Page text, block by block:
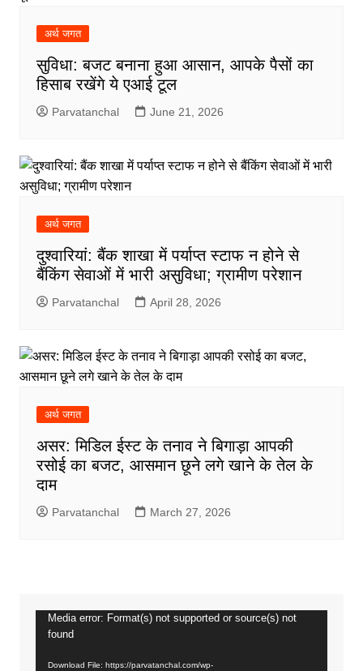
अर्थ जगत
सुविधा: बजट बनाना हुआ आसान, आपके पैसों का
हिसाब रखेंगे ये एआई टूल
Parvatanchal June 21, 2026
अर्थ जगत
दुश्वारियां: बैंक शाखा में पर्याप्त स्टाफ न होने से
बैंकिंग सेवाओं में भारी असुविधा; ग्रामीण परेशान
Parvatanchal April 28, 2026
अर्थ जगत
असर: मिडिल ईस्ट के तनाव ने बिगाड़ा आपकी
रसोई का बजट, आसमान छूने लगे खाने के तेल के
दाम
Parvatanchal March 27, 2026
Video
Player
Media error: Format(s) not supported or source(s) not
found
Download File: https://parvatanchal.com/wp-